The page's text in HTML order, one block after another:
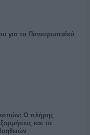
για το Πανευρωπαϊκό
Ο πλήρης
και τα